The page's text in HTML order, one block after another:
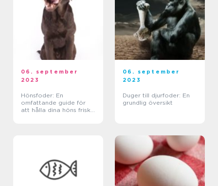
06. september
2023
Hönsfoder: En
omfattande guide för
att hålla dina höns friska
06. september
2023
Duger till djurfoder: En
grundlig översikt